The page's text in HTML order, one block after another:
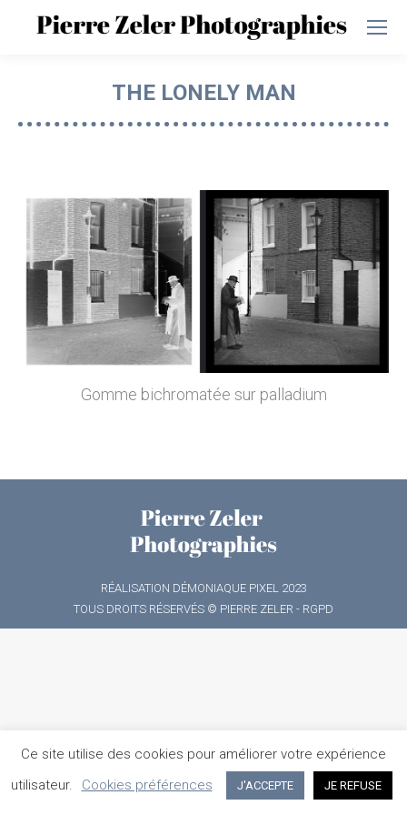
THE LONELY MAN
Vous êtes ici :
Gomme bichromatée sur palladium
RÉALISATION DÉMONIAQUE PIXEL2023
TOUS DROITS RÉSERVÉS © PIERRE ZELER - RGPD
Ce site utilise des cookies pour améliorer votre expérience
utilisateur.
Cookies préférences J'ACCEPTE JE REFUSE